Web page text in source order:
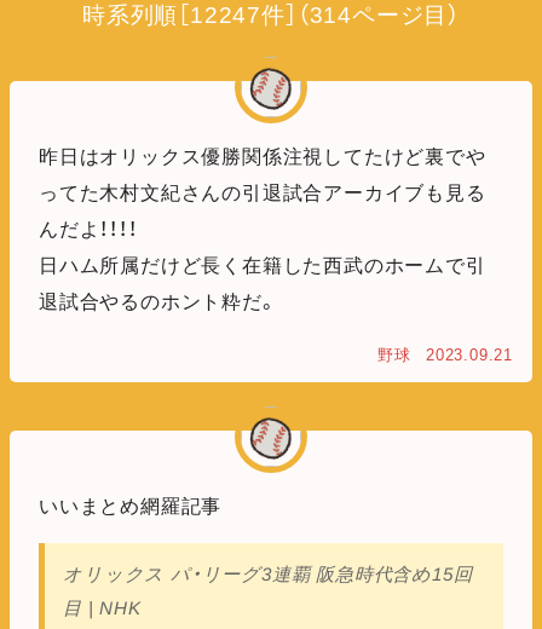
時系列順 12247件］ （314ページ目）
昨日はオリックス優勝関係注視してたけど裏でや
ってた木村文紀さんの引退試合アーカイブも見る
んだよ！！！！
日ハム所属だけど長く在籍した西武のホームで引
退試合やるのホント粋だ。
野球 2023.09.21
いいまとめ網羅記事
オリックス パ・リーグ3連覇 阪急時代含め15回
目 | NHK